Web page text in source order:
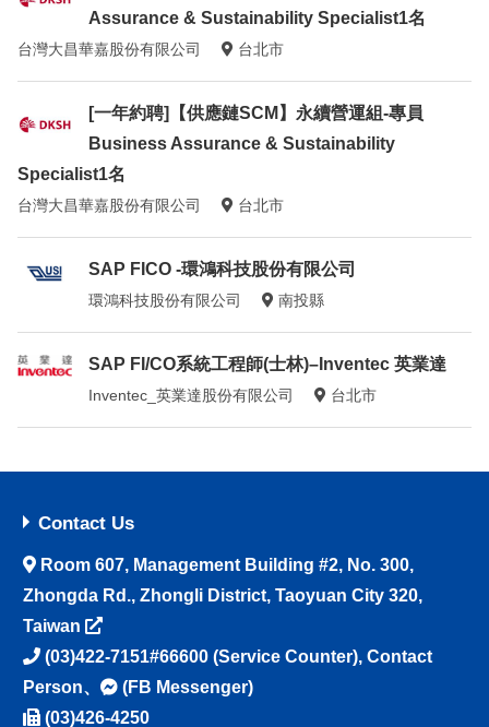
Assurance & Sustainability Specialist1名
台灣大昌華嘉股份有限公司 台北市
[一年約聘]【供應鏈SCM】永續營運組-專員
Business Assurance & Sustainability
Specialist1名
台灣大昌華嘉股份有限公司 台北市
SAP FICO -環鴻科技股份有限公司
環鴻科技股份有限公司 南投縣
SAP FI/CO系統工程師(士林)–Inventec 英業達
Inventec_英業達股份有限公司 台北市
Contact Us
Room 607, Management Building #2, No. 300,
Zhongda Rd., Zhongli District, Taoyuan City 320,
Taiwan
(03)422-7151#66600 (Service Counter),Contact
Person、
(FB Messenger)
(03)426-4250